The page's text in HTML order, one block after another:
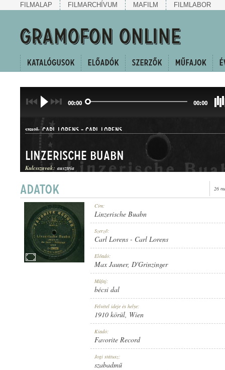
FILMALAP FILMARCHÍVUM MAFILM FILMLABOR
00:00 00:00
SZERZŐ: CARL LORENS - CARL LORENS
BÉCSI DAL
Linzerische Buabn
Kulcsszavak: ausztria
26
Cím:
Linzerische Buabn
Szerző:
Carl Lorens - Carl Lorens
Előadó:
Max Jauner, D'Grinzinger
Műfaj:
bécsi dal
Felvétel ideje és helye:
1910 körül, Wien
Kiadó:
Favorite Record
Jogi státusz:
szabadmű